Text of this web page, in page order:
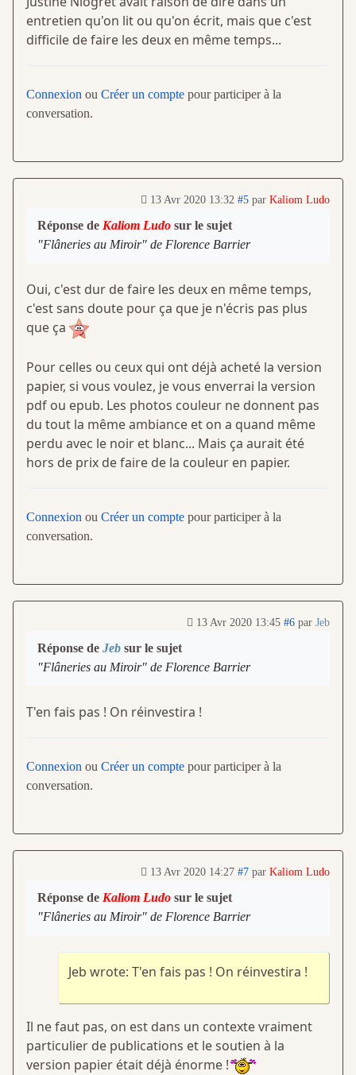
entretien qu'on lit ou qu'on écrit, mais que c'est
difficile de faire les deux en même temps...
Connexion ou Créer un compte pour participer à la
conversation.
13 Avr 2020 13:32 #5 par Kaliom Ludo
Réponse de Kaliom Ludo sur le sujet
"Flâneries au Miroir" de Florence Barrier
Oui, c'est dur de faire les deux en même temps,
c'est sans doute pour ça que je n'écris pas plus
que ça
Pour celles ou ceux qui ont déjà acheté la version
papier, si vous voulez, je vous enverrai la version
pdf ou epub. Les photos couleur ne donnent pas
du tout la même ambiance et on a quand même
perdu avec le noir et blanc... Mais ça aurait été
hors de prix de faire de la couleur en papier.
Connexion ou Créer un compte pour participer à la
conversation.
13 Avr 2020 13:45 #6 par Jeb
Réponse de Jeb sur le sujet
"Flâneries au Miroir" de Florence Barrier
T'en fais pas ! On réinvestira !
Connexion ou Créer un compte pour participer à la
conversation.
13 Avr 2020 14:27 #7 par Kaliom Ludo
Réponse de Kaliom Ludo sur le sujet
"Flâneries au Miroir" de Florence Barrier
Jeb wrote: T'en fais pas ! On réinvestira !
Il ne faut pas, on est dans un contexte vraiment
particulier de publications et le soutien à la
version papier était déjà énorme !